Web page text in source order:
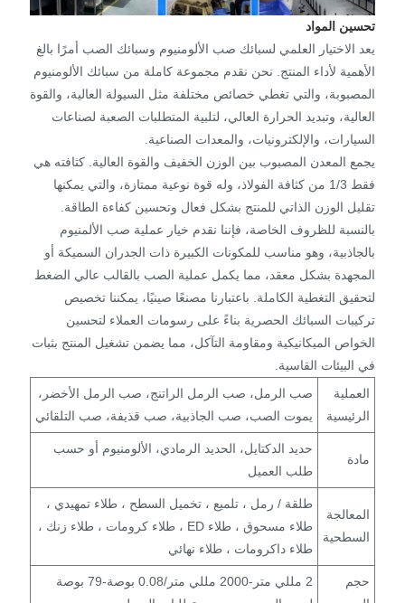
تحسين المواد
يعد الاختيار العلمي لسبائك صب الألومنيوم وسبائك الصب أمرًا بالغ
الأهمية لأداء المنتج. نحن نقدم مجموعة كاملة من سبائك الألومنيوم
المصبوبة، والتي تغطي خصائص مختلفة مثل السيولة العالية، والقوة
العالية، وتبديد الحرارة العالي، لتلبية المتطلبات الصعبة لصناعات
السيارات، والإلكترونيات، والمعدات الصناعية.
يجمع المعدن المصبوب بين الوزن الخفيف والقوة العالية. كثافته هي
فقط 1/3 من كثافة الفولاذ، وله قوة نوعية ممتازة، والتي يمكنها
تقليل الوزن الذاتي للمنتج بشكل فعال وتحسين كفاءة الطاقة.
بالنسبة للظروف الخاصة، فإننا نقدم خيار عملية صب الألمنيوم
بالجاذبية، وهو مناسب للمكونات الكبيرة ذات الجدران السميكة أو
المجهدة بشكل معقد، مما يكمل عملية الصب بالقالب عالي الضغط
لتحقيق التغطية الكاملة. باعتبارنا مصنعًا صينيًا، يمكننا تخصيص
تركيبات السبائك الحصرية بناءً على رسومات العملاء لتحسين
الخواص الميكانيكية ومقاومة التآكل، مما يضمن تشغيل المنتج بثبات
في البيئات القاسية.
العملية
الرئيسية
صب الرمل، صب الرمل الراتنج، صب الرمل الأخضر،
يموت الصب، صب الجاذبية، صب قذيفة، صب التلقائي
مادة
حديد الدكتايل، الحديد الرمادي، الألومنيوم أو حسب
طلب العميل
المعالجة
السطحية
طلقة / رمل ، تلميع ، تخميل السطح ، طلاء تمهيدي ،
طلاء مسحوق ، طلاء ED ، طلاء كرومات ، طلاء زنك ،
طلاء داكرومات ، طلاء نهائي
حجم
2 مللي متر-2000 مللي متر/0.08 بوصة-79 بوصة